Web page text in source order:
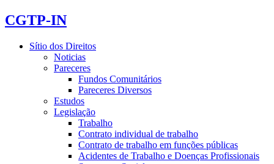
CGTP-IN
Sítio dos Direitos
Noticias
Pareceres
Fundos Comunitários
Pareceres Diversos
Estudos
Legislação
Trabalho
Contrato individual de trabalho
Contrato de trabalho em funções públicas
Acidentes de Trabalho e Doenças Profissionais